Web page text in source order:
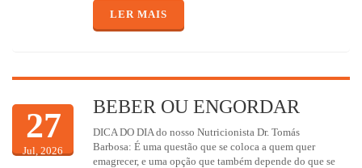
LER MAIS
27
Jul, 2026
BEBER OU ENGORDAR
DICA DO DIA do nosso Nutricionista Dr. Tomás
Barbosa: É uma questão que se coloca a quem quer
emagrecer, e uma opção que também depende do que se